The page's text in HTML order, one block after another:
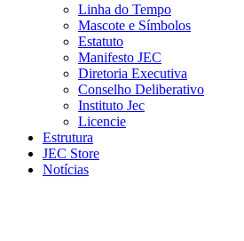
Linha do Tempo
Mascote e Símbolos
Estatuto
Manifesto JEC
Diretoria Executiva
Conselho Deliberativo
Instituto Jec
Licencie
Estrutura
JEC Store
Notícias